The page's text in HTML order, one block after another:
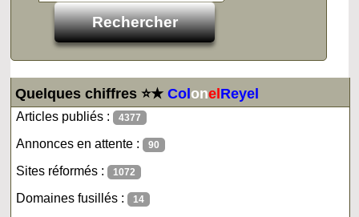
Quelques chiffres ⭐★ColonelReyel
Articles publiés : 4377
Annonces en attente : 90
Sites réformés : 1072
Domaines fusillés : 14